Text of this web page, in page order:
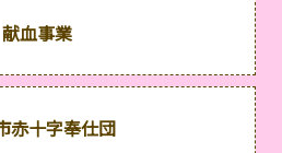
献血事業
赤十字奉仕団